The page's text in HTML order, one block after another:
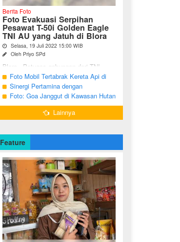
Berita Foto
Foto Evakuasi Serpihan
Pesawat T-50i Golden Eagle
TNI AU yang Jatuh di Blora
Selasa, 19 Juli 2022 15:00 WIB
Oleh Priyo SPd
Blora - Petugas gabungan dari TNI,
Polri, BPBD dan warga sekitar terus
melakukan pencarian terhadap serpihan
pesawat tempur T-50i Golden ...
Foto Mobil Tertabrak Kereta Api di
Kalitidu, Bojonegoro
Sinergi Pertamina dengan
Masyarakat Desa
Foto: Goa Janggut di Kawasan Hutan
Ngorogunung, Bubulan, Bojonegoro
Lainnya
Feature